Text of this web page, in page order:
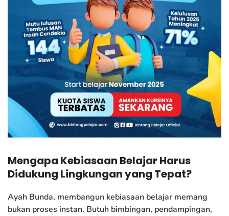
Mengapa Kebiasaan Belajar Harus
Didukung Lingkungan yang Tepat?
Ayah Bunda, membangun kebiasaan belajar memang
bukan proses instan. Butuh bimbingan, pendampingan,